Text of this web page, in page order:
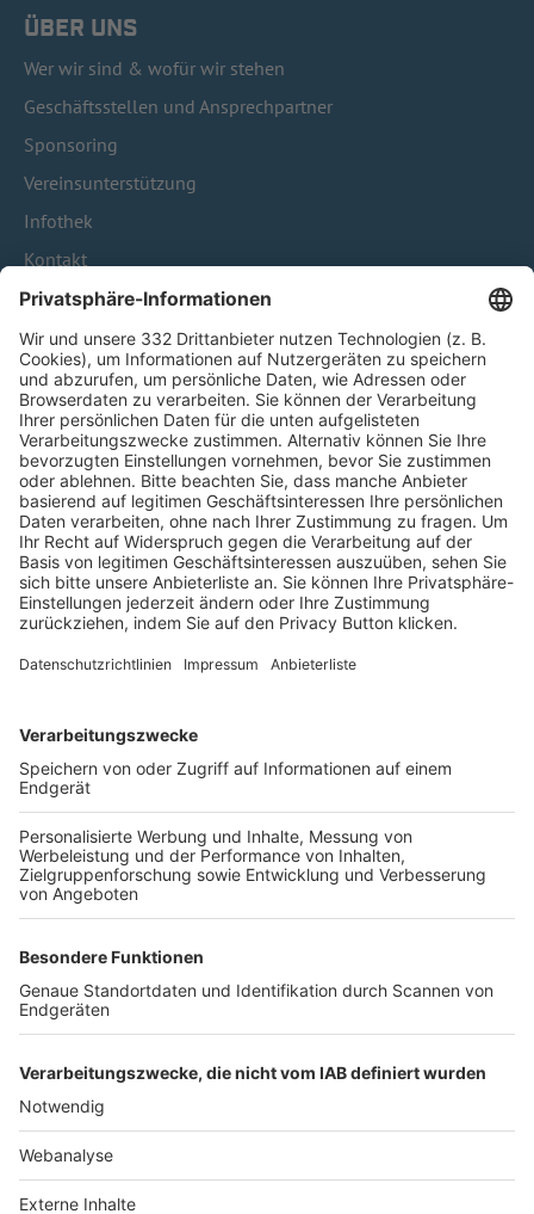
ÜBER UNS
Wer wir sind & wofür wir stehen
Geschäftsstellen und Ansprechpartner
Sponsoring
Vereinsunterstützung
Infothek
Kontakt
HÄUFIG BESUCHTE SEITEN
Pässe und Vereinswechsel
Trainerausbildung
Schulungsangebot Vereinsmitarbeiter
BFV-Geschäftsstellen
Trainerbörse
Login SpielPlus
FOLGE DEM BFV
TOP-VEREINE
TOP-PARTNER
Nutzungsbedingungen Datenschutz Impressum